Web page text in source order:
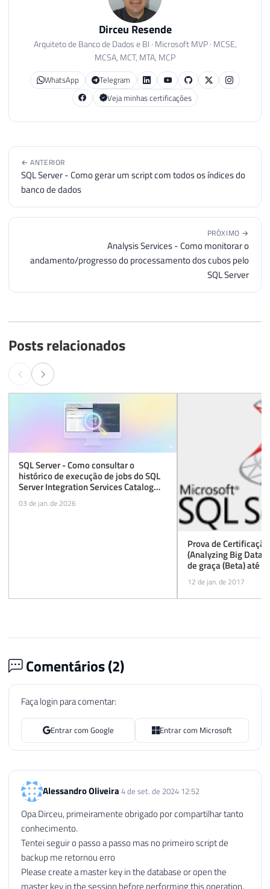
Dirceu Resende
Arquiteto de Banco de Dados e BI · Microsoft MVP · MCSE,
MCSA, MCT, MTA, MCP
WhatsApp
Telegram
Veja minhas certificações
← ANTERIOR
SQL Server - Como gerar um script com todos os índices do
banco de dados
PRÓXIMO →
Analysis Services - Como monitorar o
andamento/progresso do processamento dos cubos pelo
SQL Server
Posts relacionados
SQL Server - Como consultar o
histórico de execução de jobs do SQL
Server Integration Services Catalog
(SSISDB)
03 de jan. de 2026
Prova de
(Analyzing Big Data
de graça (Beta) até
12 de jan. de 2017
Comentários (2)
Faça login para comentar:
Entrar com Google Entrar com Microsoft
Alessandro Oliveira4 de set. de 2024 12:52
Opa Dirceu, primeiramente obrigado por compartilhar tanto
conhecimento.
Tentei seguir o passo a passo mas no primeiro script de
backup me retornou erro
Please create a master key in the database or open the
master key in the session before performing this operation.